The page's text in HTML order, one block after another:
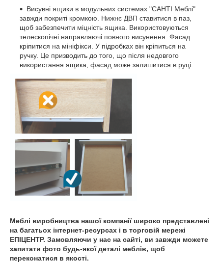
Висувні ящики в модульних системах "САНТІ Меблі"
завжди покриті кромкою. Нижнє ДВП ставитися в паз,
щоб забезпечити міцність ящика. Використовуються
телескопічні направляючі повного висунення. Фасад
кріпитися на мініфікси. У підробках він кріпиться на
ручку. Це призводить до того, що після недовгого
використання ящика, фасад може залишитися в руці.
Меблі виробництва нашої компанії широко представлені
​​на багатьох інтернет-ресурсах і в торговій мережі
ЕПІЦЕНТР. Замовляючи у нас на сайті, ви завжди можете
запитати фото будь-якої деталі меблів, щоб
переконатися в якості.